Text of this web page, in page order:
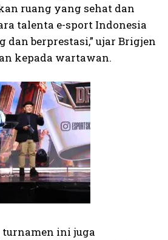
ruang yang sehat dan
talenta e-sport Indonesia
dan berprestasi,” ujar Brigjen
kepada wartawan.
turnamen ini juga